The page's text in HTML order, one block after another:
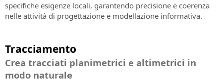
la
compensazione
topografiche
specifiche esigenze locali, garantendo precisione e coerenza
nelle attività di progettazione e modellazione informativa.
Tracciamento
Crea tracciati planimetrici e altimetrici in
modo naturale